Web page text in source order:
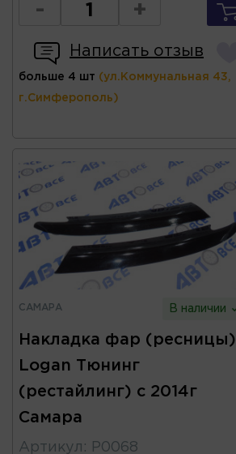
- +
Написать отзыв
больше 4 шт (ул.Коммунальная 43,
г.Симферополь)
САМАРА В наличии
Накладка фар (ресницы)
Logan Тюнинг
(рестайлинг) с 2014г
Самара
Артикул : Р0068